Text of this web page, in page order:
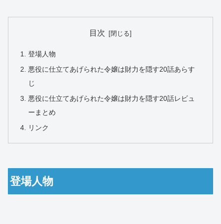
目次
登場人物
悪役に仕立てあげられた令嬢は財力を隠す20話あらす
じ
悪役に仕立てあげられた令嬢は財力を隠す20話レビュ
ーまとめ
リンク
登場人物